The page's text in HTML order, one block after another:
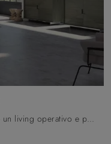
Se desideri ultimare un living operativo e pratico dalle linee moderne, ti presentiamo la parete attrezzata Unikawood 15 Fratelli Mirandola.